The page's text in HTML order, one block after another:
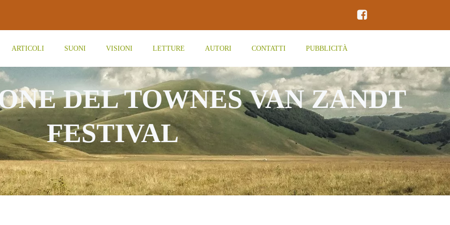
ARTICOLI SUONI VISIONI LETTURE AUTORI CONTATTI PUBBLICITÀ
DEL TOWNES VAN ZANDT
FESTIVAL